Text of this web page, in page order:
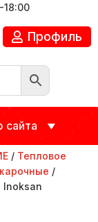
Профиль
/ Тепловое
/
Inoksan